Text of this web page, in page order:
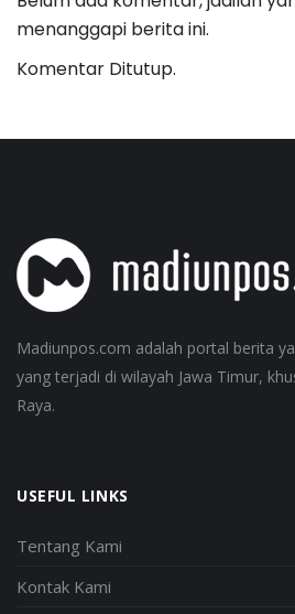
menanggapi berita ini.
Komentar Ditutup.
Madiunpos.com adalah portal berita
yang terjadi di wilayah Jawa Timur,
Raya.
USEFUL LINKS
Tentang Kami
Kontak Kami